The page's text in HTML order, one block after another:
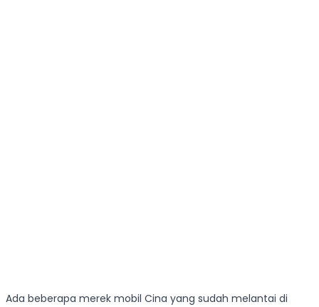
Ada beberapa merek mobil Cina yang sudah melantai di